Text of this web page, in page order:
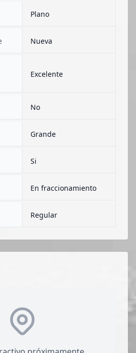
Plano
Nueva
Excelente
No
Grande
Si
En fraccionamiento
Regular